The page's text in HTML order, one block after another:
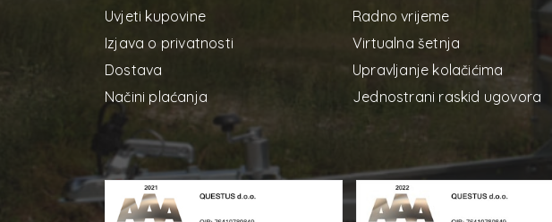
Uvjeti kupovine
Izjava o privatnosti
Dostava
Načini plaćanja
Radno vrijeme
Virtualna šetnja
Upravljanje kolačićima
Jednostrani raskid ugovora